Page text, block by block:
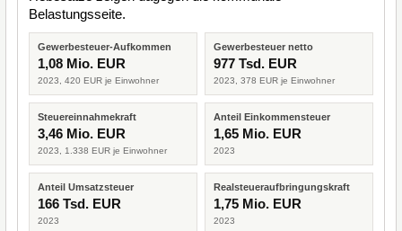
Belastungsseite.
Gewerbesteuer-Aufkommen
1,08 Mio. EUR
2023, 420 EUR je Einwohner
Gewerbesteuer netto
977 Tsd. EUR
2023, 378 EUR je Einwohner
Steuereinnahmekraft
3,46 Mio. EUR
2023, 1.338 EUR je Einwohner
Anteil Einkommensteuer
1,65 Mio. EUR
2023
Anteil Umsatzsteuer
166 Tsd. EUR
2023
Realsteueraufbringungskraft
1,75 Mio. EUR
2023